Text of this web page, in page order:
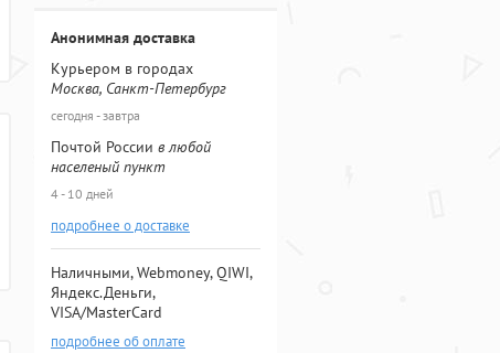
Анонимная доставка
Курьером в городах
Москва, Санкт-Петербург
сегодня - завтра
Почтой России в любой
населеный пункт
4 - 10 дней
подробнее о доставке
Наличными, Webmoney, QIWI,
Яндекс.Деньги,
VISA/MasterCard
подробнее об оплате